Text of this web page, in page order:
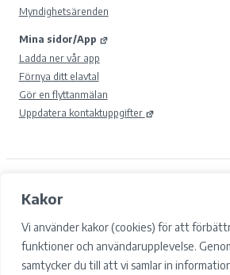
Kakor
Vi använder kakor (cookies) för att
funktioner och användarupplevelse.
samtycker du till att vi samlar in
Myndighetsärenden
Mina sidor/App
Ladda ner vår app
Förnya ditt elavtal
Gör en flyttanmälan
Uppdatera kontaktuppgifter
Samtyckesval
Integritetspolicy och GDPR
Tillgänglighet